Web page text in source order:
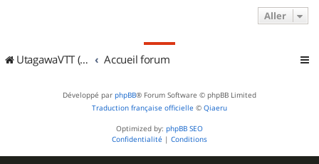
Aller
UtagawaVTT (Randos VTT et VTTAE avec traces GPS) Accueil forum
Développé par phpBB® Forum Software © phpBB Limited
Traduction française officielle © Qiaeru
Optimized by: phpBB SEO
Confidentialité | Conditions